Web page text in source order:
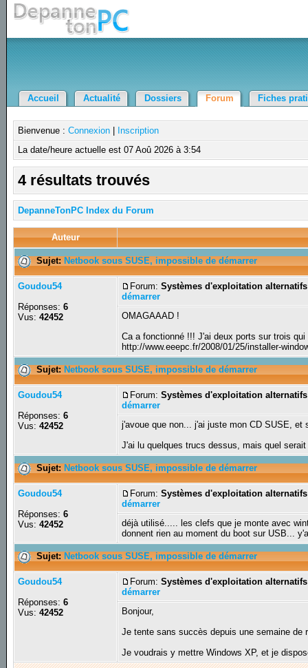
Accueil Actualité Dossiers Forum Fiches
Bienvenue :Connexion
Inscription
La date/heure actuelle est 07 Aoû 2026 à 3:54
4 résultats trouvés
DepanneTonPC Index du Forum
Auteur
Sujet: Netbook sous SUSE, impossible de démarrer
Goudou54
Réponses:6
Vus:42452
Forum:Systèmes d'exploitation alternatifs
démarrer
OMAGAAAD !
Ca a fonctionné !!! J'ai deux ports sur trois
http://www.eeepc.fr/2008/01/25/installer-
Sujet: Netbook sous SUSE, impossible de démarrer
Goudou54
Réponses:6
Vus:42452
Forum:Systèmes d'exploitation alternatifs
démarrer
j'avoue que non... j'ai juste mon CD SUSE, et
J'ai lu quelques trucs dessus, mais quel
Sujet: Netbook sous SUSE, impossible de démarrer
Goudou54
Réponses:6
Vus:42452
Forum:Systèmes d'exploitation alternatifs
démarrer
déjà utilisé..... les clefs que je monte avec
donnent rien au moment du boot sur USB...
Sujet: Netbook sous SUSE, impossible de démarrer
Goudou54
Réponses:6
Vus:42452
Forum:Systèmes d'exploitation alternatifs
démarrer
Bonjour,
Je tente sans succès depuis une semaine de
Je voudrais y mettre Windows XP, et je